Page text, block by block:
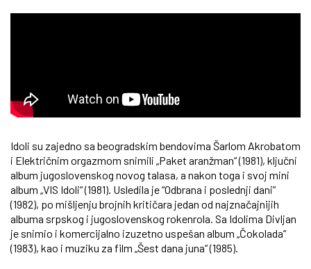
Idoli su zajedno sa beogradskim bendovima Šarlom Akrobatom
i Električnim orgazmom snimili „Paket aranžman“ (1981), ključni
album jugoslovenskog novog talasa, a nakon toga i svoj mini
album „VIS Idoli“ (1981). Usledila je “Odbrana i poslednji dani”
(1982), po mišljenju brojnih kritičara jedan od najznačajnijih
albuma srpskog i jugoslovenskog rokenrola. Sa Idolima Divljan
je snimio i komercijalno izuzetno uspešan album „Čokolada“
(1983), kao i muziku za film „Šest dana juna“ (1985).